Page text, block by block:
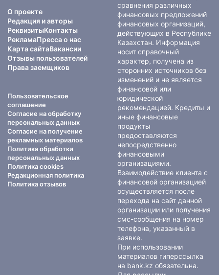
О проекте
Редакция и авторы
РеквизитыКонтакты
РекламаПресса о нас
Карта сайтаВакансии
Отзывы пользователей
Права заемщиков
Пользовательское
соглашение
Согласие на обработку
персональных данных
Согласие на получение
рекламных материалов
Политика обработки
персональных данных
Политика cookies
Редакционная политика
Политика отзывов
сравнения различных
финансовых предложений
финансовых организаций,
действующих в Республике
Казахстан. Информация
носит справочный
характер, получена из
сторонних источников без
изменений и не является
финансовой или
юридической
рекомендацией. Кредиты и
иные финансовые
продукты
предоставляются
непосредственно
финансовыми
организациями.
Взаимодействие клиента с
финансовой организацией
осуществляется после
перехода на сайт данной
организации или получения
смс-сообщения на номер
телефона, указанный в
заявке.
При использовании
материалов гиперссылка
на bank.kz обязательна.